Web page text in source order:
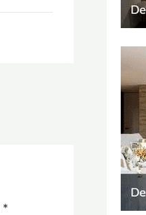
*